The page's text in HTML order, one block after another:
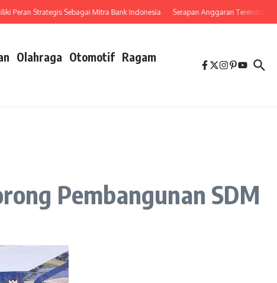
Strategis Sebagai Mitra Bank Indonesia Serapan Anggaran Terendah,
Olahraga Otomotif Ragam
Pembangunan SDM